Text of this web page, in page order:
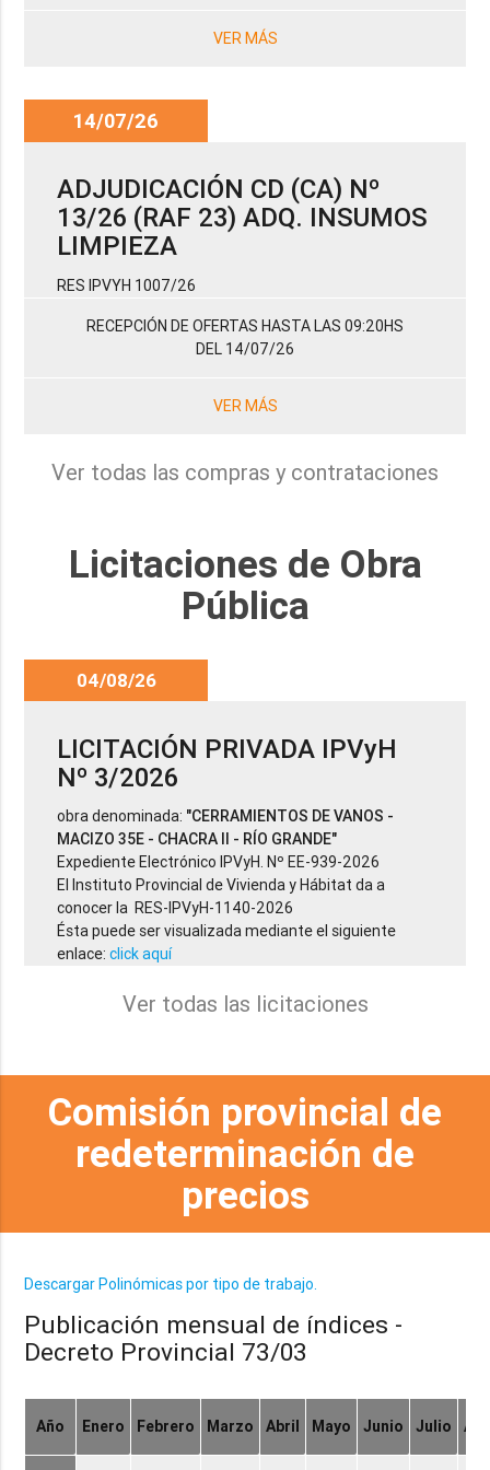
VER MÁS
14/07/26
ADJUDICACIÓN CD (CA) Nº
13/26 (RAF 23) ADQ. INSUMOS
LIMPIEZA
RES IPVYH 1007/26
RECEPCIÓN DE OFERTAS HASTA LAS 09:20HS
DEL 14/07/26
VER MÁS
Ver todas las compras y contrataciones
Licitaciones de Obra
Pública
04/08/26
LICITACIÓN PRIVADA IPVyH
Nº 3/2026
obra denominada: "CERRAMIENTOS DE VANOS -
MACIZO 35E - CHACRA II - RÍO GRANDE"
Expediente Electrónico IPVyH. Nº EE-939-2026
El Instituto Provincial de Vivienda y Hábitat da a
conocer la RES-IPVyH-1140-2026
Ésta puede ser visualizada mediante el siguiente
enlace:click aquí
Ver todas las licitaciones
Comisión provincial de
redeterminación de
precios
Descargar Polinómicas por tipo de trabajo.
Publicación mensual de índices -
Decreto Provincial 73/03
Año Enero Febrero Marzo Abril Mayo Junio Julio